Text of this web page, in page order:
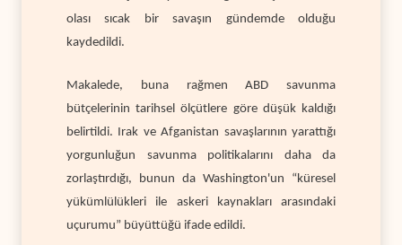
olası sıcak bir savaşın gündemde olduğu
kaydedildi.
Makalede, buna rağmen ABD savunma
bütçelerinin tarihsel ölçütlere göre düşük kaldığı
belirtildi. Irak ve Afganistan savaşlarının yarattığı
yorgunluğun savunma politikalarını daha da
zorlaştırdığı, bunun da Washington'un “küresel
yükümlülükleri ile askeri kaynakları arasındaki
uçurumu” büyüttüğü ifade edildi.